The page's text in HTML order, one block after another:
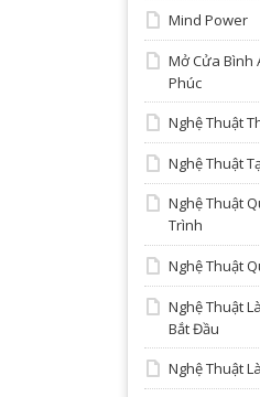
Mind Power
Mở Cửa Bình
Phúc
Nghệ Thuật
Nghệ Thuật
Nghệ Thuật
Trình
Nghệ Thuật
Nghệ Thuật
Bắt Đầu
Nghệ Thuật